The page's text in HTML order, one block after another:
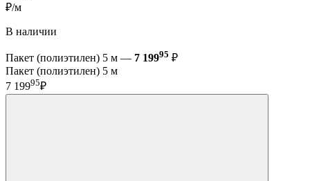
₽/м
В наличии
Пакет (полиэтилен) 5 м — 7 19995 ₽
Пакет (полиэтилен) 5 м
7 19995₽